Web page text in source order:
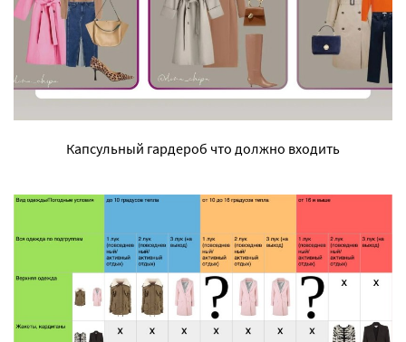
Капсульный гардероб что должно входить